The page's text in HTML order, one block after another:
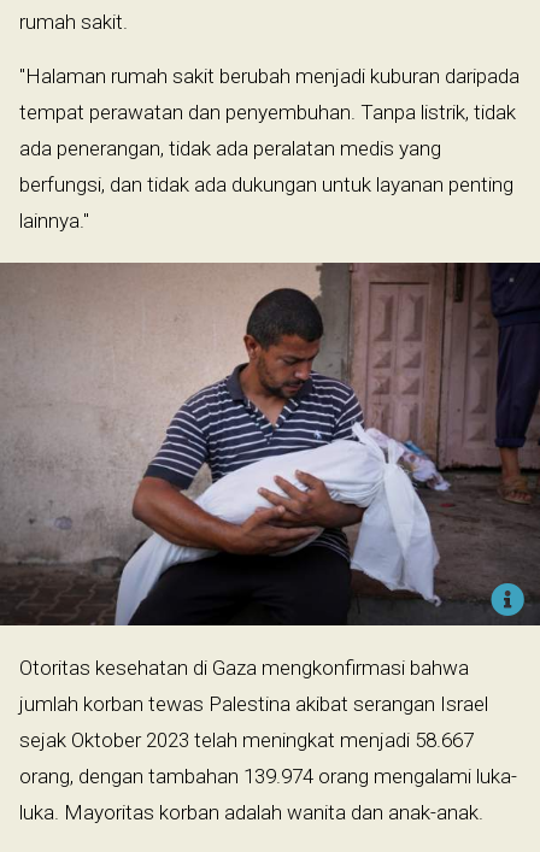
rumah sakit.
"Halaman rumah sakit berubah menjadi kuburan daripada
tempat perawatan dan penyembuhan. Tanpa listrik, tidak
ada penerangan, tidak ada peralatan medis yang
berfungsi, dan tidak ada dukungan untuk layanan penting
lainnya."
Otoritas kesehatan di Gaza mengkonfirmasi bahwa
jumlah korban tewas Palestina akibat serangan Israel
sejak Oktober 2023 telah meningkat menjadi 58.667
orang, dengan tambahan 139.974 orang mengalami luka-
luka. Mayoritas korban adalah wanita dan anak-anak.